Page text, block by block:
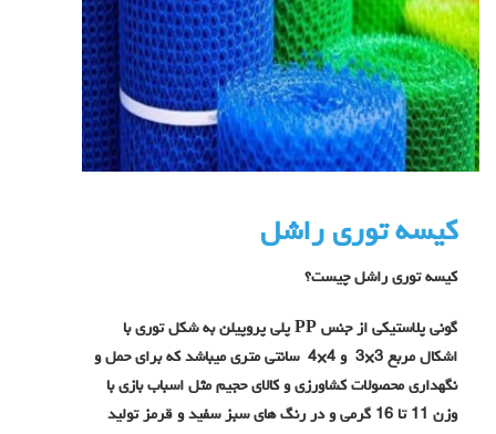
کیسه توری راشل
کیسه توری راشل چیست؟
گونی پلاستیکی از جنس PP پلی پروپیلن به شکل توری با
اشکال مربع 3×3 و 4×4 سانتی متری میباشد که برای حمل و
نگهداری محصولات کشاورزی و کالای حجیم مثل اسباب بازی با
وزن 11 تا 16 گرمی و در رنگ های سبز سفید و قرمز تولید